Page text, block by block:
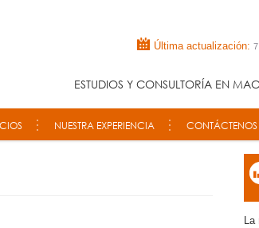
Última actualización:
ESTUDIOS Y CONSULTORÍA EN
NUESTRA EXPERIENCIA CONTÁCTENOS
La